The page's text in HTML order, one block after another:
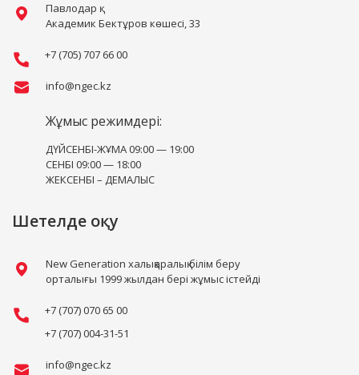
Павлодар қ.
Академик Бектұров көшесі, 33
+7 (705) 707 66 00
info@ngec.kz
Жұмыс режимдері:
ДҮЙСЕНБІ-ЖҰМА 09:00 — 19:00
СЕНБІ 09:00 — 18:00
ЖЕКСЕНБІ – ДЕМАЛЫС
Шетелде оқу
New Generation халықаралық білім беру
орталығы 1999 жылдан бері жұмыс істейді
+7 (707) 070 65 00
+7 (707) 004-31-51
info@ngec.kz